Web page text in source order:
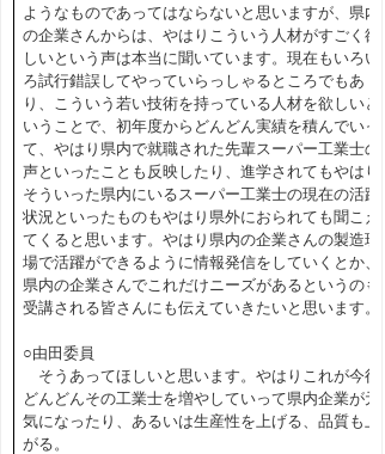
ようなものであってはならないと思いますが、県内
の企業さんからは、やはりこういう人材がすごく欲
しいという声は本当に聞いています。現在もいろい
ろ試行錯誤してやっていらっしゃるところでもあ
り、こういう若い技術を持っている人材を欲しいと
いうことで、初年度からどんどん実績を積んでいっ
て、やはり県内で就職された先輩スーパー工業士の
声といったことも反映したり、進学されてもやはり
そういった県内にいるスーパー工業士の現在の活躍
状況といったものもやはり県外におられても聞こえ
てくると思います。やはり県内の企業さんの製造現
場で活躍ができるように情報発信をしていくとか、
県内の企業さんでこれだけニーズがあるというのも
受講される皆さんにも伝えていきたいと思います。
○由田委員
そうあってほしいと思います。やはりこれが今後
どんどんその工業士を増やしていって県内企業が元
気になったり、あるいは生産性を上げる、品質も上
がる。